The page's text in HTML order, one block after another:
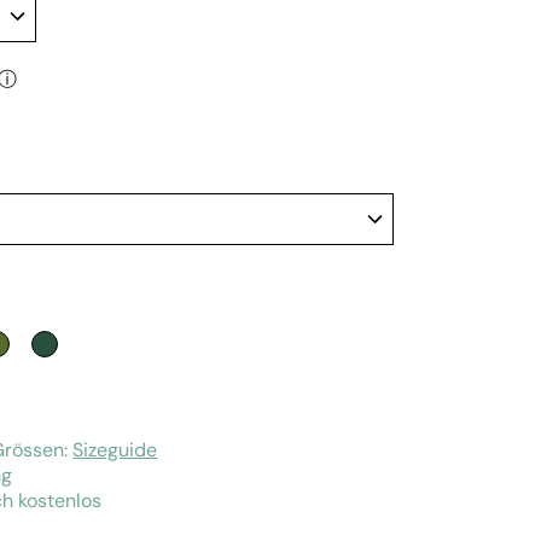
BLUEJADE GREEN
Sizeguide
kostenlos